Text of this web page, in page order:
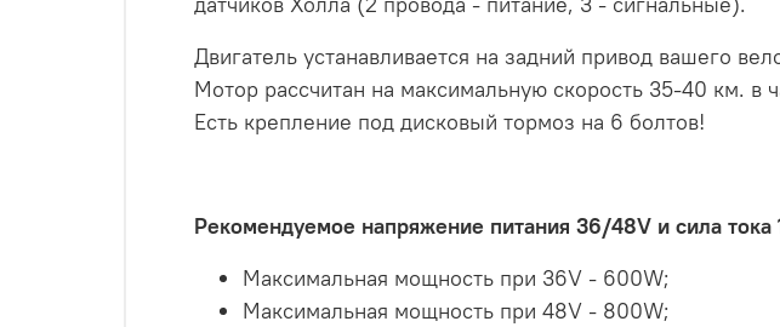
Двигатель устанавливается на задний привод вашего
Мотор рассчитан на максимальную скорость 35-40 км. в
Есть крепление под дисковый тормоз на 6 болтов!
Рекомендуемое напряжение питания 36/48V и сила тока
Максимальная мощность при 36V - 600W;
Максимальная мощность при 48V - 800W;